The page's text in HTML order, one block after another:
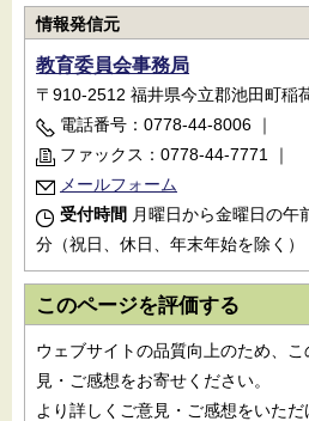
情報発信元
教育委員会事務局
〒910-2512 福井県今立郡池田町稲
電話番号：0778-44-8006 ｜
ファックス：0778-44-7771
｜
メールフォーム
受付時間 月曜日から金曜日の午
分（祝日、休日、年末年始を除く）
このページを評価する
ウェブサイトの品質向上のため、
見・ご感想をお寄せください。
より詳しくご意見・ご感想をいただ